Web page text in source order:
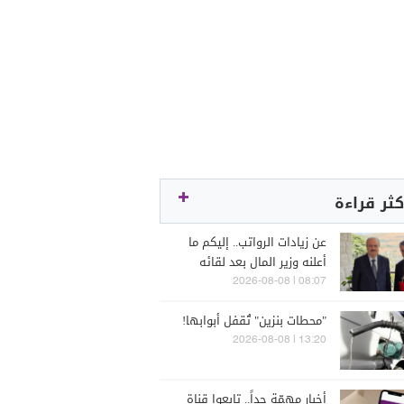
قراءة
عن زيادات الرواتب.. إليكم ما
أعلنه وزير المال بعد لقائه
الراعي
08:07 | 2026-08-08
"محطات بنزين" تُقفل أبوابها!
13:20 | 2026-08-08
أخبار مهمّة جداً.. تابعوا قناة